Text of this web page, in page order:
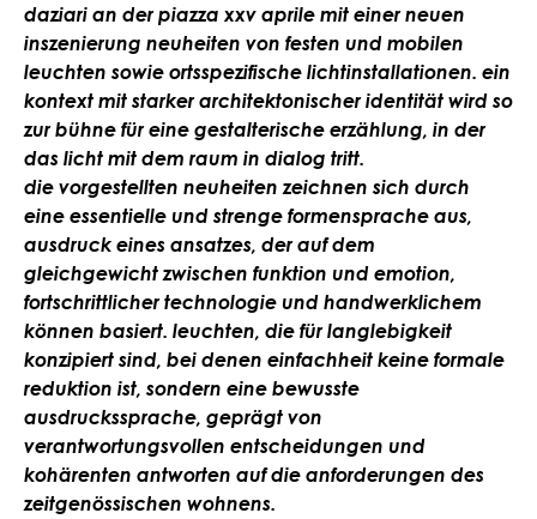
daziari an der piazza xxv aprile mit einer neuen
inszenierung neuheiten von festen und mobilen
leuchten sowie ortsspezifische lichtinstallationen. ein
kontext mit starker architektonischer identität wird so
zur bühne für eine gestalterische erzählung, in der
das licht mit dem raum in dialog tritt.
die vorgestellten neuheiten zeichnen sich durch
eine essentielle und strenge formensprache aus,
ausdruck eines ansatzes, der auf dem
gleichgewicht zwischen funktion und emotion,
fortschrittlicher technologie und handwerklichem
können basiert. leuchten, die für langlebigkeit
konzipiert sind, bei denen einfachheit keine formale
reduktion ist, sondern eine bewusste
ausdruckssprache, geprägt von
verantwortungsvollen entscheidungen und
kohärenten antworten auf die anforderungen des
zeitgenössischen wohnens.